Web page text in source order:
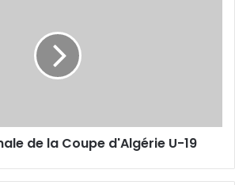
de la Coupe d'Algérie U-19